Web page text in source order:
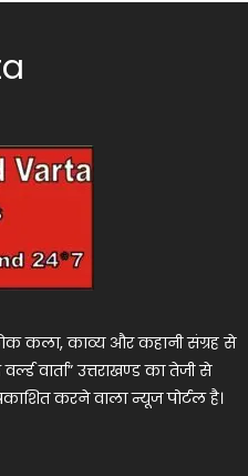
कला, काव्य और कहानी संग्रह से
वार्ता” उत्तराखण्ड का तेजी से
करने वाला न्यूज पोर्टल है।